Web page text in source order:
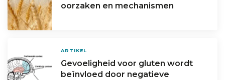
oorzaken en mechanismen
ARTIKEL
Gevoeligheid voor gluten wordt
beïnvloed door negatieve